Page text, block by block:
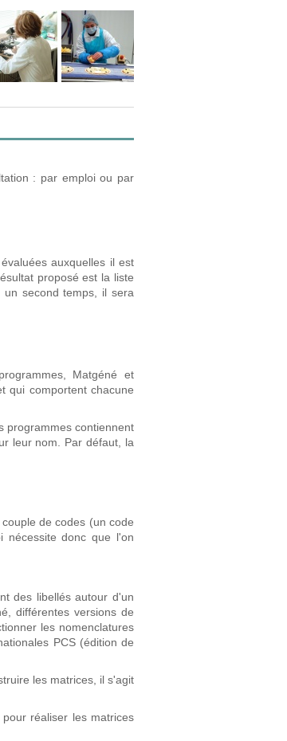
: par emploi ou par
auxquelles il est
proposé est la liste
second temps, il sera
Matgéné et
qui comportent chacune
programmes contiennent
leur nom. Par défaut, la
de codes (un code
nécessite donc que l'on
des libellés autour d'un
différentes versions de
les nomenclatures
PCS (édition de
les matrices, il s'agit
réaliser les matrices